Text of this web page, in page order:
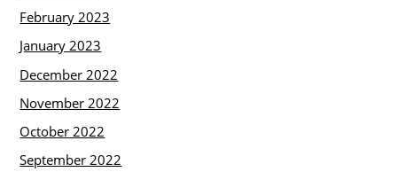
February 2023
January 2023
December 2022
November 2022
October 2022
September 2022